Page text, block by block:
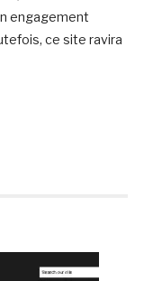
engagement
ce site ravira